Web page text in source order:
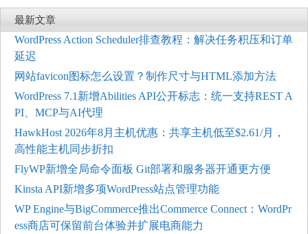
最新文章
WordPress Action Scheduler排查教程：解决任务积压和订单
延迟
网站favicon图标怎么设置？制作尺寸与HTML添加方法
WordPress 7.1新增Abilities API公开标志：统一支持REST A
PI、MCP与AI代理
HawkHost 2026年8月主机优惠：共享主机低至$2.61/月，
高性能主机同步折扣
FlyWP新增全局命令面板 Git部署和服务器开通更方便
Kinsta API新增多项WordPress站点管理功能
WP Engine与BigCommerce推出Commerce Connect：WordPr
ess商店可保留前台体验并扩展电商能力